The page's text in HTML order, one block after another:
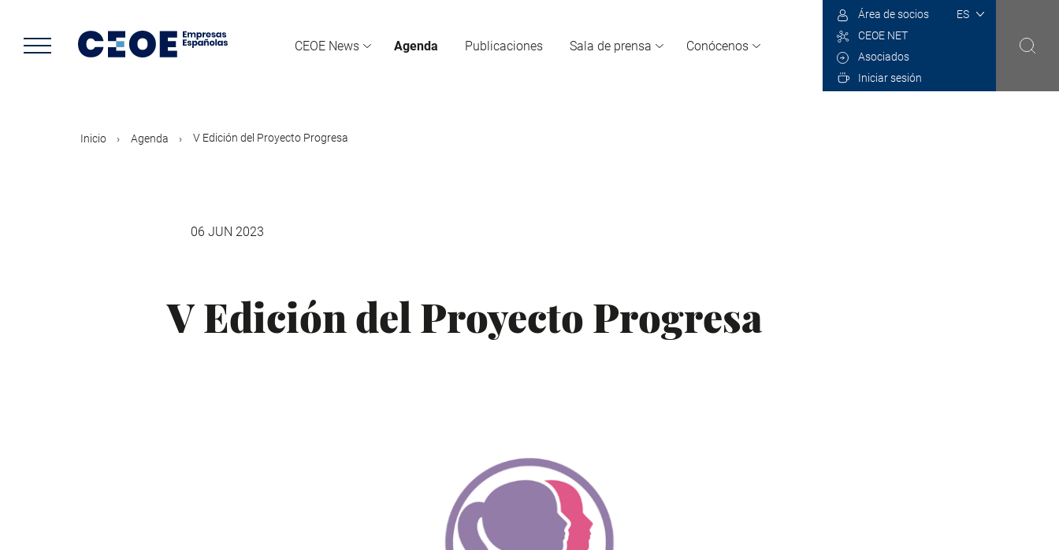
contenido
principal
CEOE News Agenda Publicaciones Sala de prensa Conócenos
Select
Área de socios
CEOE NET
Asociados
Iniciar sesión
Inicio Agenda V Edición del Proyecto Progresa
06 JUN 2023
V Edición del Proyecto Progresa